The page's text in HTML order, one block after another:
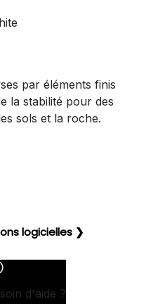
par éléments finis
la stabilité pour des
sols et la roche.
logicielles ❯
d'aide ?